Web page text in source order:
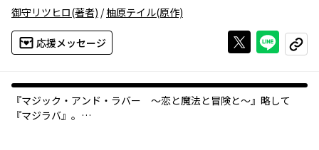
御守リツヒロ(著者) /柚原テイル(原作)
応援メッセージ Xで投稿する
ライン
コピー
『マジック・アンド・ラバー ～恋と魔法と冒険と～』略して
『マジラバ』。